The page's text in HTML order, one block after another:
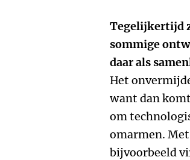
Tegelijkertijd
sommige
daar als
Het
want dan
om
omarmen.
bijvoorbeeld